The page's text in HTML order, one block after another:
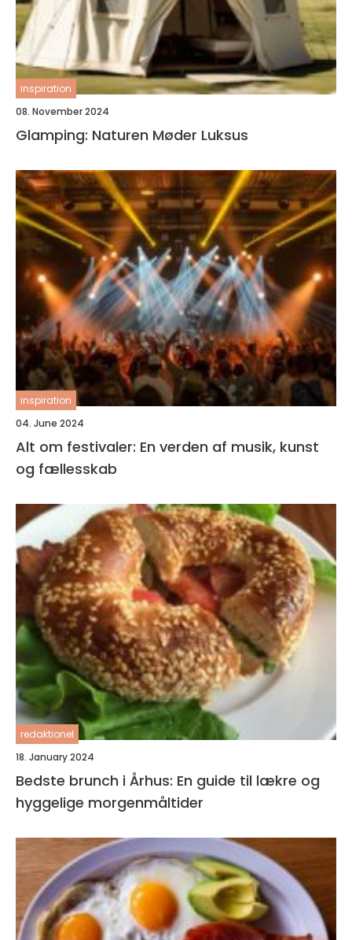
inspiration
08. November 2024
Glamping: Naturen Møder Luksus
inspiration
04. June 2024
Alt om festivaler: En verden af musik, kunst
og fællesskab
redaktionel
18. January 2024
Bedste brunch i Århus: En guide til lækre og
hyggelige morgenmåltider